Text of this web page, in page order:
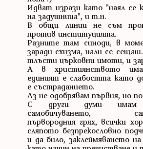
Идват изрази като "наял се
на задушница", и т.н.
В общи линии не съм
против институцията.
Разните там синоди, в
заради схизма, нали се
тлъсти църковни имоти, и
А в християнството
единият е слабостта като
е състраданието.
Аз не одобрявам първия, но
С други думи имам
самобичуването,
първородния грях, всички
сляпото безпрекословно
и да било, заклеймяването